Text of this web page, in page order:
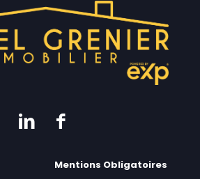
Mentions Obligatoires